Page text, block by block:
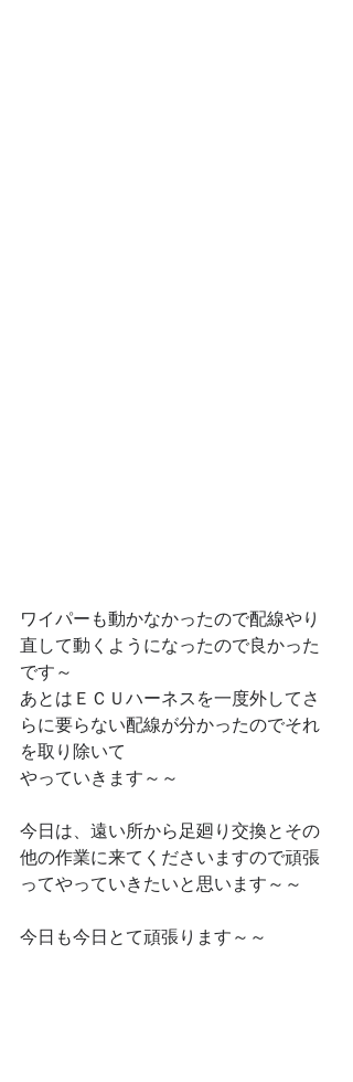
ワイパーも動かなかったので配線やり
直して動くようになったので良かった
です～
あとはＥＣＵハーネスを一度外してさ
らに要らない配線が分かったのでそれ
を取り除いて
やっていきます～～
今日は、遠い所から足廻り交換とその
他の作業に来てくださいますので頑張
ってやっていきたいと思います～～
今日も今日とて頑張ります～～